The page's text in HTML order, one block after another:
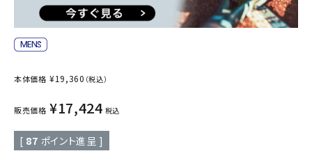
本体価格 ¥19,360 （税込）
販売価格 ¥17,424 税込
[ 87 ポイント進呈 ]